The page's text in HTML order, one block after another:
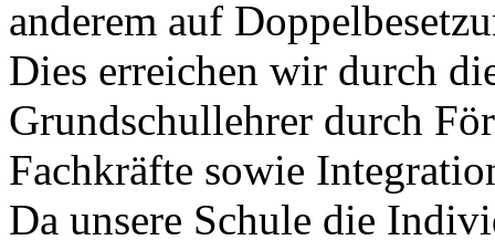
anderem auf
Dies erreichen wir durch
Grundschullehrer durch
Fachkräfte sowie
Da unsere Schule die